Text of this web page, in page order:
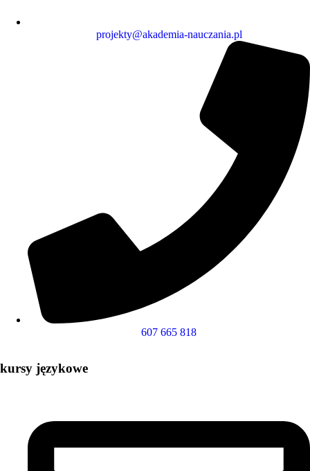
projekty@akademia-nauczania.pl
607 665 818
kursy językowe